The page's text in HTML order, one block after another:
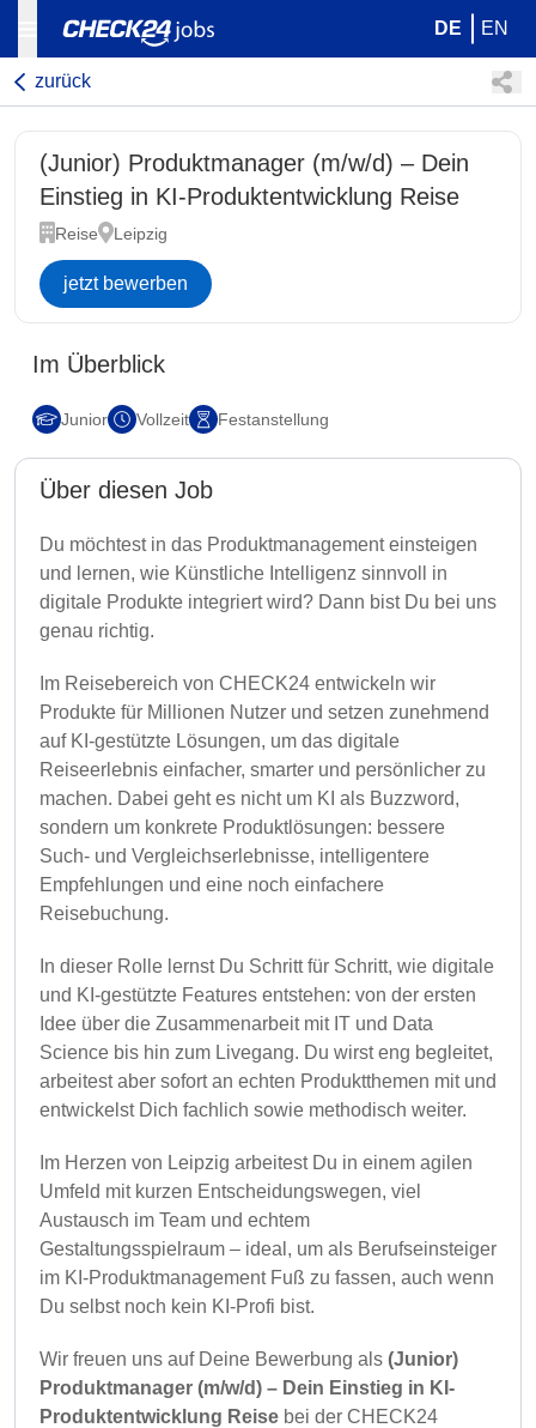
DE EN
zurück
(Junior) Produktmanager (m/w/d) – Dein
Einstieg in KI-Produktentwicklung Reise
Reise Leipzig
jetzt bewerben
Im Überblick
Junior Vollzeit Festanstellung
Über diesen Job
Du möchtest in das Produktmanagement einsteigen
und lernen, wie Künstliche Intelligenz sinnvoll in
digitale Produkte integriert wird? Dann bist Du bei uns
genau richtig.
Im Reisebereich von CHECK24 entwickeln wir
Produkte für Millionen Nutzer und setzen zunehmend
auf KI-gestützte Lösungen, um das digitale
Reiseerlebnis einfacher, smarter und persönlicher zu
machen. Dabei geht es nicht um KI als Buzzword,
sondern um konkrete Produktlösungen: bessere
Such- und Vergleichserlebnisse, intelligentere
Empfehlungen und eine noch einfachere
Reisebuchung.
In dieser Rolle lernst Du Schritt für Schritt, wie digitale
und KI-gestützte Features entstehen: von der ersten
Idee über die Zusammenarbeit mit IT und Data
Science bis hin zum Livegang. Du wirst eng begleitet,
arbeitest aber sofort an echten Produktthemen mit und
entwickelst Dich fachlich sowie methodisch weiter.
Im Herzen von Leipzig arbeitest Du in einem agilen
Umfeld mit kurzen Entscheidungswegen, viel
Austausch im Team und echtem
Gestaltungsspielraum – ideal, um als Berufseinsteiger
im KI-Produktmanagement Fuß zu fassen, auch wenn
Du selbst noch kein KI-Profi bist.
Wir freuen uns auf Deine Bewerbung als (Junior)
Produktmanager (m/w/d) – Dein Einstieg in KI-
Produktentwicklung Reise bei der CHECK24